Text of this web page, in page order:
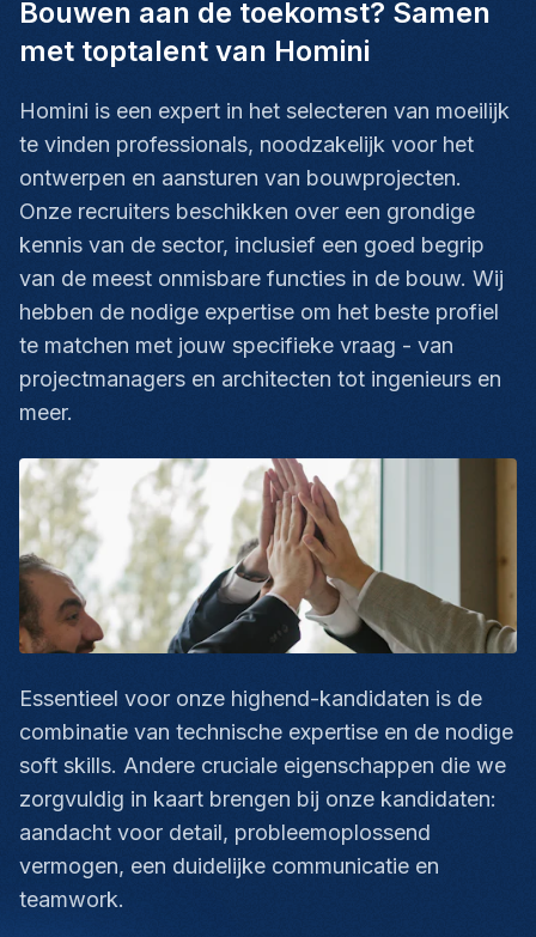
Bouwen aan de toekomst? Samen
met toptalent van Homini
Homini is een expert in het selecteren van moeilijk
te vinden professionals, noodzakelijk voor het
ontwerpen en aansturen van bouwprojecten.
Onze recruiters beschikken over een grondige
kennis van de sector, inclusief een goed begrip
van de meest onmisbare functies in de bouw. Wij
hebben de nodige expertise om het beste profiel
te matchen met jouw specifieke vraag - van
projectmanagers en architecten tot ingenieurs en
meer.
Essentieel voor onze highend-kandidaten is de
combinatie van technische expertise en de nodige
soft skills. Andere cruciale eigenschappen die we
zorgvuldig in kaart brengen bij onze kandidaten:
aandacht voor detail, probleemoplossend
vermogen, een duidelijke communicatie en
teamwork.